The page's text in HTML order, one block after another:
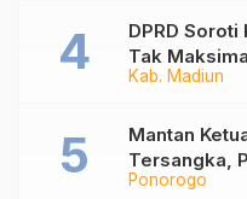
Kab. Madiun
DPRD Soroti
Tak
Hasilkan PAD
Ponorogo
Mantan
Tersangka,
Utang Rp1,4